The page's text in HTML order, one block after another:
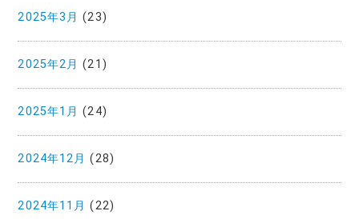
2025年3月 (23)
2025年2月 (21)
2025年1月 (24)
2024年12月 (28)
2024年11月 (22)